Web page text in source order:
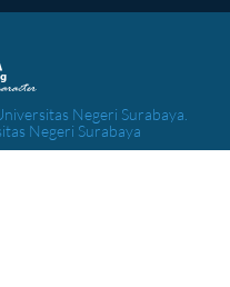
Negeri Surabaya.
Negeri Surabaya